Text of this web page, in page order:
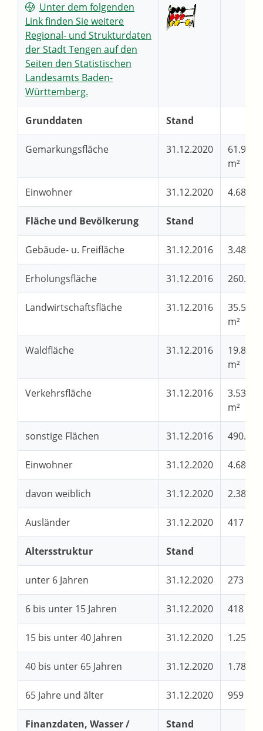
Unter dem folgenden
Link finden Sie weitere
Regional- und Strukturdaten
der Stadt Tengen auf den
Seiten den Statistischen
Landesamts Baden-
Württemberg.
Grunddaten Stand
Gemarkungsfläche 31.12.2020
m²
Einwohner 31.12.2020 4.689
Fläche und Bevölkerung Stand
Gebäude- u. Freifläche 31.12.2016
Erholungsfläche 31.12.2016
Landwirtschaftsfläche 31.12.2016
m²
Waldfläche 31.12.2016
m²
Verkehrsfläche 31.12.2016
m²
sonstige Flächen 31.12.2016
Einwohner 31.12.2020 4.689
davon weiblich 31.12.2020 2.381
Ausländer 31.12.2020 417
Altersstruktur Stand
unter 6 Jahren 31.12.2020 273
6 bis unter 15 Jahren 31.12.2020 418
15 bis unter 40 Jahren 31.12.2020 1.254
40 bis unter 65 Jahren 31.12.2020 1.785
65 Jahre und älter 31.12.2020 959
Finanzdaten, Wasser / Stand